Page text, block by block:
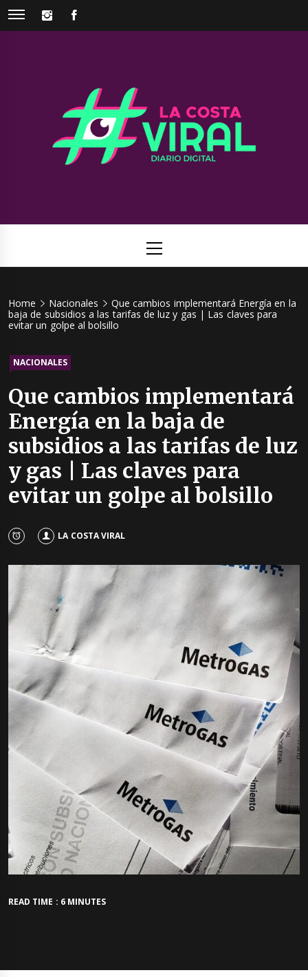
Skip
INSTAGRAM
Viral
Menu
Home Nacionales
Que cambios implementará Energía en la
baja de subsidios a las tarifas de luz y gas | Las claves para
evitar un golpe al bolsillo
NACIONALES
Que cambios implementará
Energía en la baja de
subsidios a las tarifas de luz
y gas | Las claves para
evitar un golpe al bolsillo
LA COSTA VIRAL
READ TIME : 6 MINUTES